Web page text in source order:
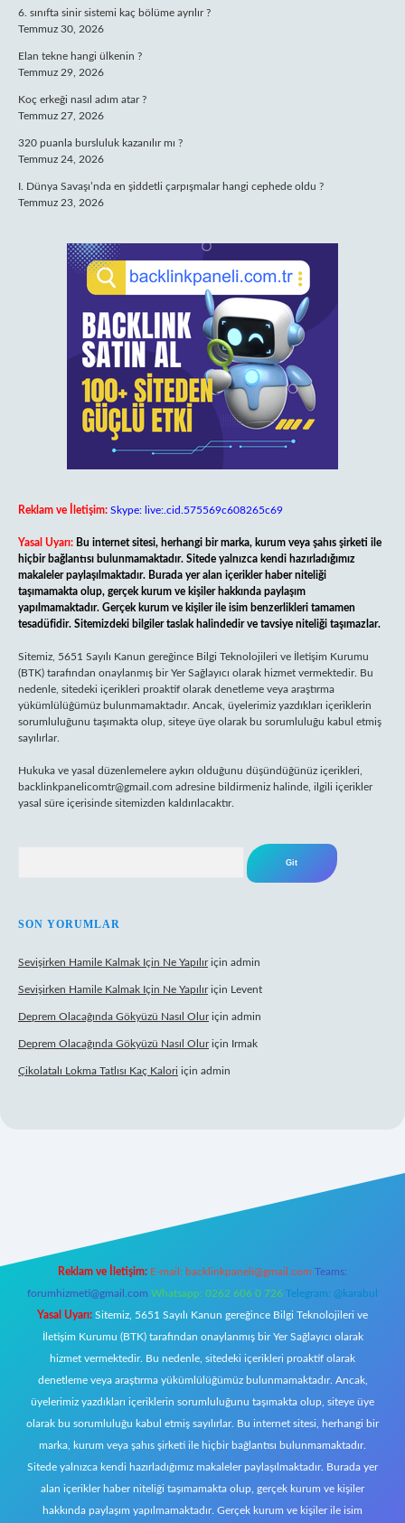
6. sınıfta sinir sistemi kaç bölüme ayrılır ?
Temmuz 30, 2026
Elan tekne hangi ülkenin ?
Temmuz 29, 2026
Koç erkeği nasıl adım atar ?
Temmuz 27, 2026
320 puanla bursluluk kazanılır mı ?
Temmuz 24, 2026
I. Dünya Savaşı’nda en şiddetli çarpışmalar hangi cephede oldu ?
Temmuz 23, 2026
Reklam ve İletişim: Skype: live:.cid.575569c608265c69
Yasal Uyarı: Bu internet sitesi, herhangi bir marka, kurum veya şahıs şirketi ile
hiçbir bağlantısı bulunmamaktadır. Sitede yalnızca kendi hazırladığımız
makaleler paylaşılmaktadır. Burada yer alan içerikler haber niteliği
taşımamakta olup, gerçek kurum ve kişiler hakkında paylaşım
yapılmamaktadır. Gerçek kurum ve kişiler ile isim benzerlikleri tamamen
tesadüfidir. Sitemizdeki bilgiler taslak halindedir ve tavsiye niteliği taşımazlar.
Sitemiz, 5651 Sayılı Kanun gereğince Bilgi Teknolojileri ve İletişim Kurumu
(BTK) tarafından onaylanmış bir Yer Sağlayıcı olarak hizmet vermektedir. Bu
nedenle, sitedeki içerikleri proaktif olarak denetleme veya araştırma
yükümlülüğümüz bulunmamaktadır. Ancak, üyelerimiz yazdıkları içeriklerin
sorumluluğunu taşımakta olup, siteye üye olarak bu sorumluluğu kabul etmiş
sayılırlar.
Hukuka ve yasal düzenlemelere aykırı olduğunu düşündüğünüz içerikleri,
backlinkpanelicomtr@gmail.com adresine bildirmeniz halinde, ilgili içerikler
yasal süre içerisinde sitemizden kaldırılacaktır.
SON YORUMLAR
Sevişirken Hamile Kalmak Için Ne Yapılıriçin admin
Sevişirken Hamile Kalmak Için Ne Yapılıriçin Levent
Deprem Olacağında Gökyüzü Nasıl Oluriçin admin
Deprem Olacağında Gökyüzü Nasıl Oluriçin Irmak
Çikolatalı Lokma Tatlısı Kaç Kalori için admin
Reklam ve İletişim: E-mail: backlinkpaneli@gmail.com Teams:
forumhizmeti@gmail.com Whatsapp: 0262 606 0 726 Telegram: @karabul
Yasal Uyarı: Sitemiz, 5651 Sayılı Kanun gereğince Bilgi Teknolojileri ve
İletişim Kurumu (BTK) tarafından onaylanmış bir Yer Sağlayıcı olarak
hizmet vermektedir. Bu nedenle, sitedeki içerikleri proaktif olarak
denetleme veya araştırma yükümlülüğümüz bulunmamaktadır. Ancak,
üyelerimiz yazdıkları içeriklerin sorumluluğunu taşımakta olup, siteye üye
olarak bu sorumluluğu kabul etmiş sayılırlar. Bu internet sitesi, herhangi bir
marka, kurum veya şahıs şirketi ile hiçbir bağlantısı bulunmamaktadır.
Sitede yalnızca kendi hazırladığımız makaleler paylaşılmaktadır. Burada yer
alan içerikler haber niteliği taşımamakta olup, gerçek kurum ve kişiler
hakkında paylaşım yapılmamaktadır. Gerçek kurum ve kişiler ile isim